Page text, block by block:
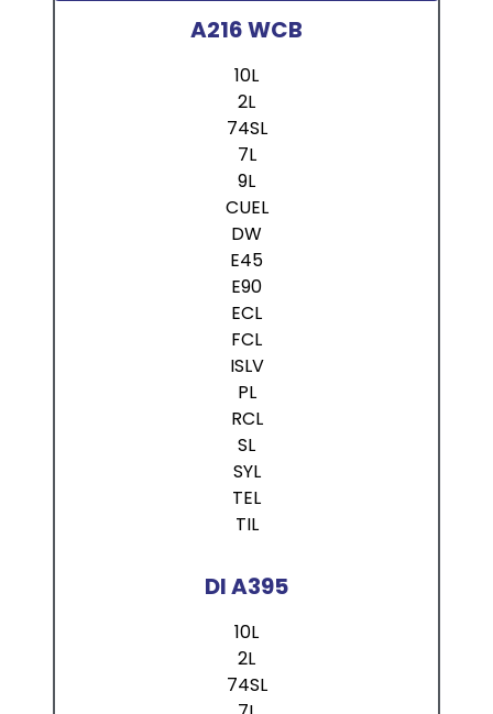
A216 WCB
10L
2L
74SL
7L
9L
CUEL
DW
E45
E90
ECL
FCL
ISLV
PL
RCL
SL
SYL
TEL
TIL
DI A395
10L
2L
74SL